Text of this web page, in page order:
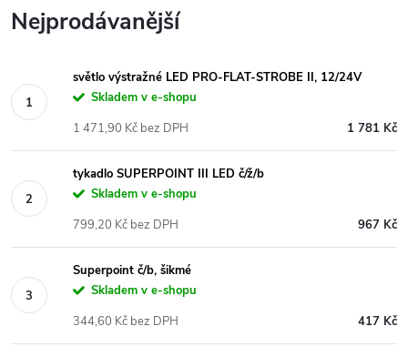
Nejprodávanější
světlo výstražné LED PRO-FLAT-STROBE II, 12/24V
Skladem v e-shopu
1 781 Kč
1 471,90 Kč bez DPH
tykadlo SUPERPOINT III LED č/ž/b
Skladem v e-shopu
967 Kč
799,20 Kč bez DPH
Superpoint č/b, šikmé
Skladem v e-shopu
417 Kč
344,60 Kč bez DPH